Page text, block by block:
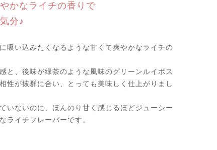
かなライチの香りで
分♪
吸い込みたくなるような甘くて爽やかなライチの
と、後味が緑茶のような風味のグリーンルイボス
性が抜群に合い、とっても美味しく仕上がりまし
いないのに、ほんのり甘く感じるほどジューシー
ライチフレーバーです。